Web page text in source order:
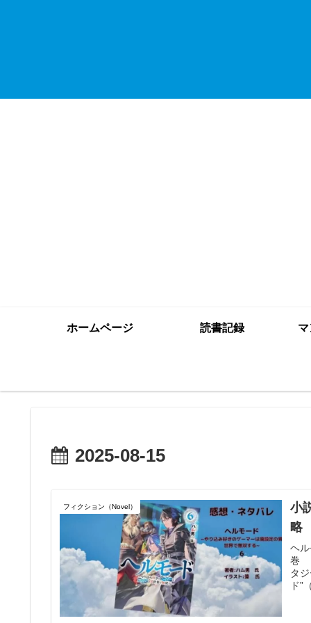
ホームページ 読書記録
2025-08-15
フィクション（Novel）
小
略
ヘ
巻
タ
ド”